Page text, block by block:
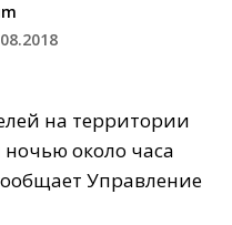
на территории
около часа
Управление